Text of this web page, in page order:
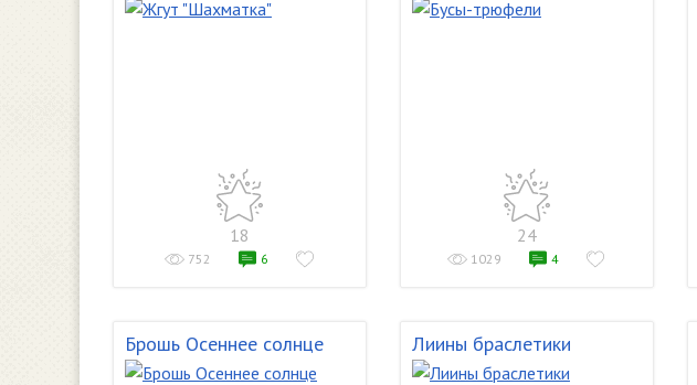
18
752 6
24
1029 4
Брошь Осеннее солнце Лиины браслетики